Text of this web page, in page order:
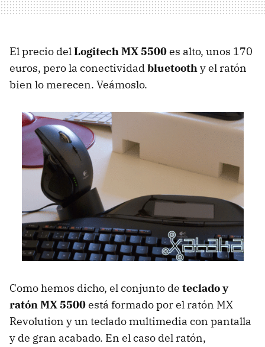
El precio delLogitech MX 5500es alto, unos 170
euros, pero la conectividadbluetoothy el ratón
bien lo merecen. Veámoslo.
Como hemos dicho, el conjunto de teclado y
ratón MX 5500está formado por el ratón MX
Revolution y un teclado multimedia con pantalla
y de gran acabado. En el caso del ratón,